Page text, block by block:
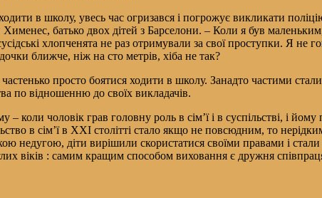
в школу, увесь час огризався і погрожує викликати
батько двох дітей з Барселони. – Коли я був
хлопченята не раз отримували за свої проступки. Я не
ближче, ніж на сто метрів, хіба не так?
просто боятися ходити в школу. Занадто частими
по відношенню до своїх викладачів.
– коли чоловік грав головну роль в сім’ї і в суспільстві, і
в сім’ї в XXI столітті стало якщо не повсюдним, то
недугою, діти вирішили скористатися своїми правами і
віків : самим кращим способом виховання є дружня